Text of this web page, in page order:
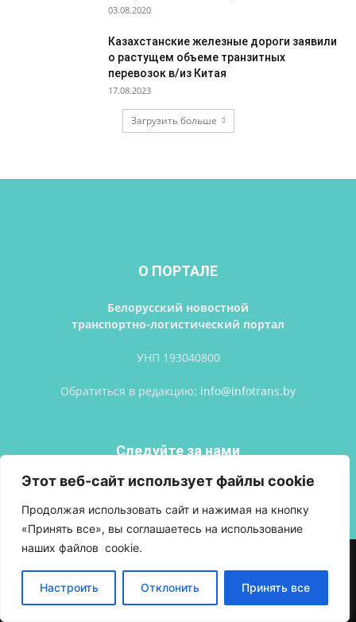
Этот веб-сайт использует файлы cookie
Продолжая использовать сайт и нажимая на кнопку
«Принять все», вы соглашаетесь на использование
наших файлов cookie.
Настроить Отклонить Принять все
03.08.2020
Казахстанские железные дороги заявили
о растущем объеме транзитных
перевозок в/из Китая
17.08.2023
Загрузить больше
О ПОРТАЛЕ
Белорусский новостной
транспортно-логистический портал
УНП 193040800
Обратиться в редакцию: info@infotrans.bу
Следуйте за нами
АВТОРСКИЕ ПРАВА
РЕКЛАМА
ВХОД
© Разработка сайтовФабрика брендов